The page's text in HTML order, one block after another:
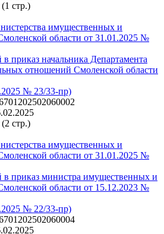
(1 стр.)
имущественных и
области от 31.01.2025 №
приказ начальника Департамента
отношений Смоленской области
№ 23/33-пр)
(2 стр.)
имущественных и
области от 31.01.2025 №
приказ министра имущественных и
области от 15.12.2023 №
№ 22/33-пр)